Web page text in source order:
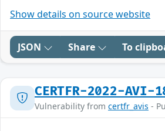
Show details on source website
JSON Share To
CERTFR-2022-AVI-
Vulnerability from certfr_avis -